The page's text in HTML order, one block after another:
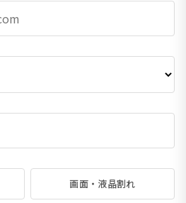
画面・液晶割れ